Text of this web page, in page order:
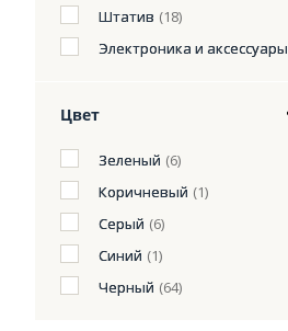
Штатив (18)
Электроника и аксессуары
Цвет
Зеленый (6)
Коричневый (1)
Серый (6)
Синий (1)
Черный (64)